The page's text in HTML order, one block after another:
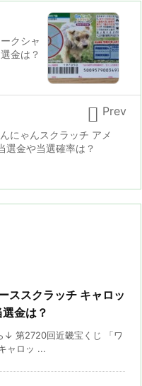
クシャ
金は？
にゃんスクラッチ アメ
選金や当選確率は？
 Prev
ススクラッチ キャロッ
金は？
↓ 第2720回近畿宝くじ 「ワ
ャロッ ...